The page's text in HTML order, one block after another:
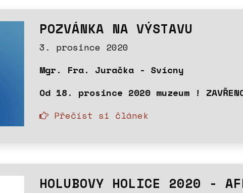
POZVÁNKA NA VÝSTAVU
3. prosince 2020
Mgr. Fra. Juračka - Svícny
Od 18. prosince 2020 muzeum !
Přečíst si článek
HOLUBOVY HOLICE 2020 -